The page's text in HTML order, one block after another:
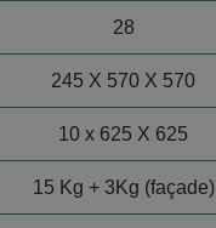
28
245 X 570 X 570
10 x 625 X 625
15 Kg + 3Kg (façade)